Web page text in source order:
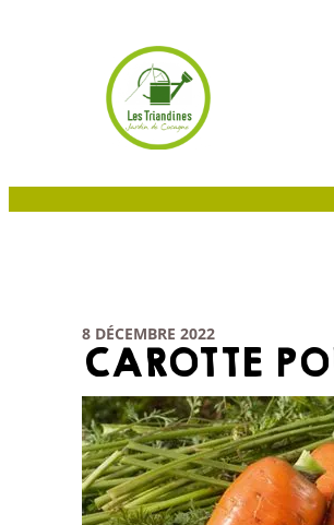
8 DÉCEMBRE 2022
CAROTTE